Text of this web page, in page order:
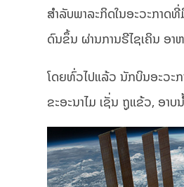
ສຳລັບພາລະກິດໃນອະວະກາດ
ດົນຂຶ້ນ ຜ່ານການຣີໄຊເຄິນ ອາ
ໂດຍທົ່ວໄປແລ້ວ ນັກບິນອະວະ
ຂະອະນາໄມ ເຊັ່ນ ຖູແຂ້ວ, ອາບ